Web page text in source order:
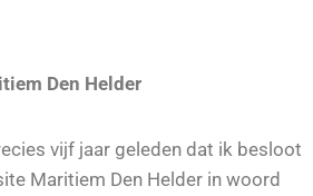
Den Helder
vijf jaar geleden dat ik besloot
Maritiem Den Helder in woord